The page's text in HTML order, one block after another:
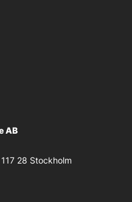
AB
28 Stockholm